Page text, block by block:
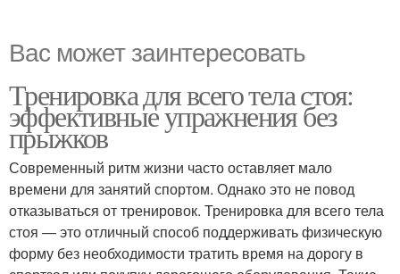
Вас может заинтересовать
Тренировка для всего тела стоя:
эффективные упражнения без
прыжков
Современный ритм жизни часто оставляет мало
времени для занятий спортом. Однако это не повод
отказываться от тренировок. Тренировка для всего тела
стоя — это отличный способ поддерживать физическую
форму без необходимости тратить время на дорогу в